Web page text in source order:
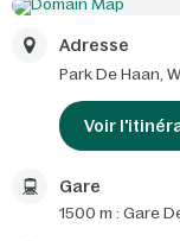
Adresse
Park De Haan,
Voir
Gare
1500 m : Gare